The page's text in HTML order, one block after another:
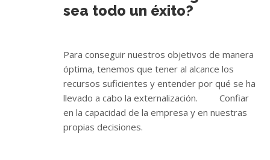
sea todo un éxito?
Para conseguir nuestros objetivos de manera
óptima, tenemos que tener al alcance los
recursos suficientes y entender por qué se ha
llevado a cabo la externalización. Confiar
en la capacidad de la empresa y en nuestras
propias decisiones.